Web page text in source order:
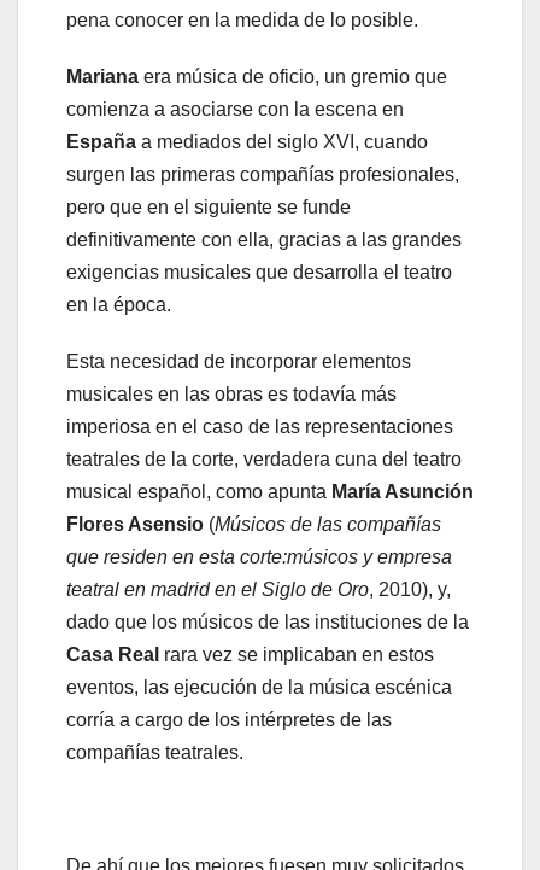
pena conocer en la medida de lo posible.
Mariana era música de oficio, un gremio que
comienza a asociarse con la escena en
España a mediados del siglo XVI, cuando
surgen las primeras compañías profesionales,
pero que en el siguiente se funde
definitivamente con ella, gracias a las grandes
exigencias musicales que desarrolla el teatro
en la época.
Esta necesidad de incorporar elementos
musicales en las obras es todavía más
imperiosa en el caso de las representaciones
teatrales de la corte, verdadera cuna del teatro
musical español, como apunta María Asunción
Flores Asensio (Músicos de las compañías
que residen en esta corte:músicos y empresa
teatral en madrid en el Siglo de Oro, 2010), y,
dado que los músicos de las instituciones de la
Casa Real rara vez se implicaban en estos
eventos, las ejecución de la música escénica
corría a cargo de los intérpretes de las
compañías teatrales.